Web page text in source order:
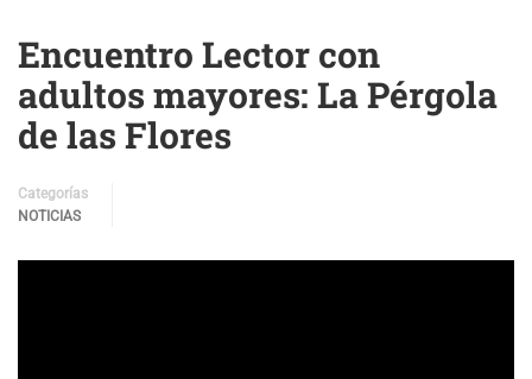
Encuentro Lector con
adultos mayores: La Pérgola
de las Flores
Categorías
NOTICIAS